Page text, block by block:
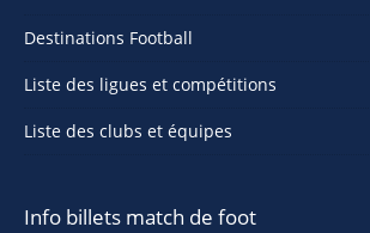
Destinations Football
Liste des ligues et compétitions
Liste des clubs et équipes
Info billets match de foot